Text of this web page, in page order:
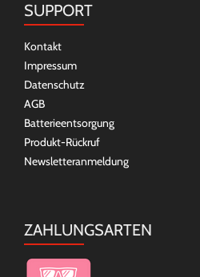
SUPPORT
Kontakt
Impressum
Datenschutz
AGB
Batterieentsorgung
Produkt-Rückruf
Newsletteranmeldung
ZAHLUNGSARTEN